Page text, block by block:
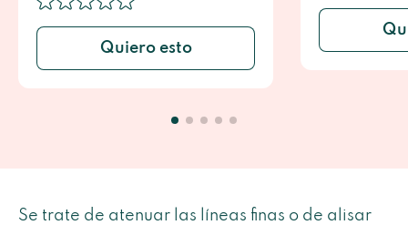
Quiero esto
Se trate de atenuar las líneas finas o de alisar